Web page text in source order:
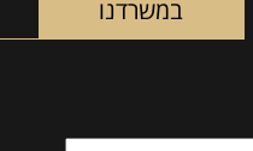
במשרדנו